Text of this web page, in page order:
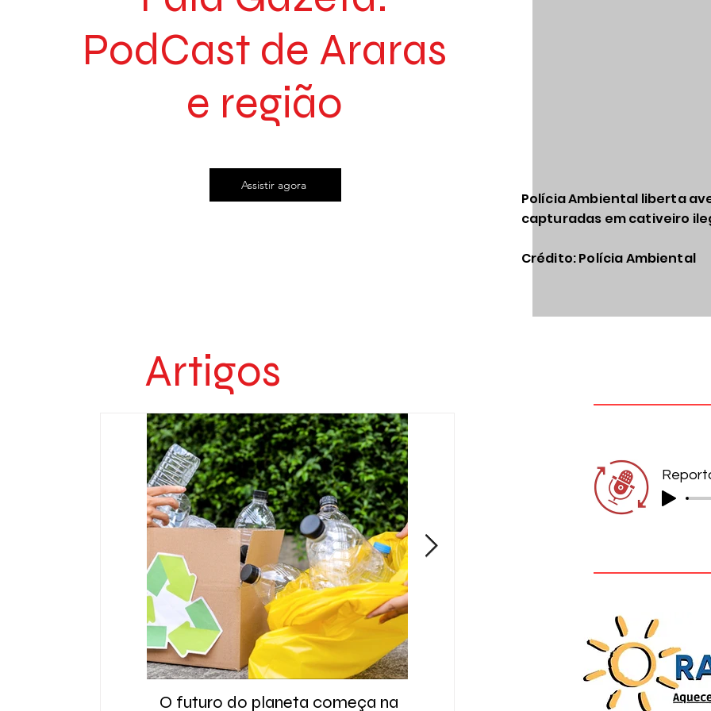
PodCast de Araras
e região
Assistir agora
Polícia Ambiental liberta
capturadas em cativeiro
Crédito: Polícia Ambiental
O futuro do planeta começa na A cidade das respostas que ainda
Artigos